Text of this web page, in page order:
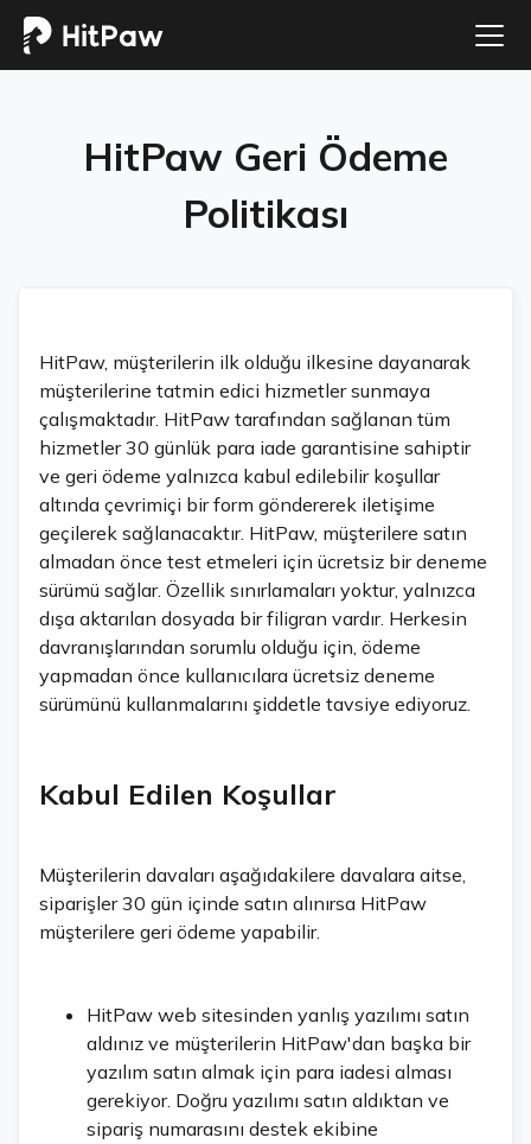
HitPaw Geri Ödeme
Politikası
HitPaw, müşterilerin ilk olduğu ilkesine dayanarak
müşterilerine tatmin edici hizmetler sunmaya
çalışmaktadır. HitPaw tarafından sağlanan tüm
hizmetler 30 günlük para iade garantisine sahiptir
ve geri ödeme yalnızca kabul edilebilir koşullar
altında çevrimiçi bir form göndererek iletişime
geçilerek sağlanacaktır. HitPaw, müşterilere satın
almadan önce test etmeleri için ücretsiz bir deneme
sürümü sağlar. Özellik sınırlamaları yoktur, yalnızca
dışa aktarılan dosyada bir filigran vardır. Herkesin
davranışlarından sorumlu olduğu için, ödeme
yapmadan önce kullanıcılara ücretsiz deneme
sürümünü kullanmalarını şiddetle tavsiye ediyoruz.
Kabul Edilen Koşullar
Müşterilerin davaları aşağıdakilere davalara aitse,
siparişler 30 gün içinde satın alınırsa HitPaw
müşterilere geri ödeme yapabilir.
HitPaw web sitesinden yanlış yazılımı satın
aldınız ve müşterilerin HitPaw'dan başka bir
yazılım satın almak için para iadesi alması
gerekiyor. Doğru yazılımı satın aldıktan ve
sipariş numarasını destek ekibine